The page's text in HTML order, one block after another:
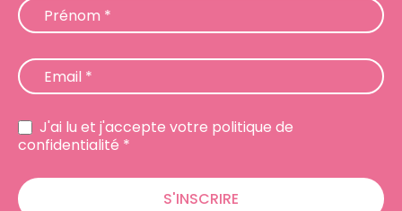
Prénom *
Email *
J'ai lu et j'accepte votre politique de
confidentialité *
S'INSCRIRE